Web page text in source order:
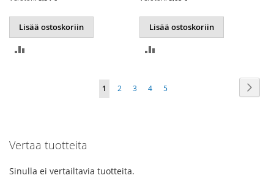
Lisää ostoskoriin Lisää ostoskoriin
Sivu
You're
1 Sivu
2 Sivu
3 Sivu
4 Sivu
5
Vertaa tuotteita
Sinulla ei vertailtavia tuotteita.